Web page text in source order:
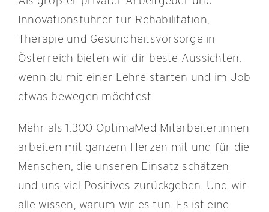
Innovationsführer für Rehabilitation,
Therapie und Gesundheitsvorsorge in
Österreich bieten wir dir beste Aussichten,
wenn du mit einer Lehre starten und im Job
etwas bewegen möchtest.
Mehr als 1.300 OptimaMed Mitarbeiter:innen
arbeiten mit ganzem Herzen mit und für die
Menschen, die unseren Einsatz schätzen
und uns viel Positives zurückgeben. Und wir
alle wissen, warum wir es tun. Es ist eine